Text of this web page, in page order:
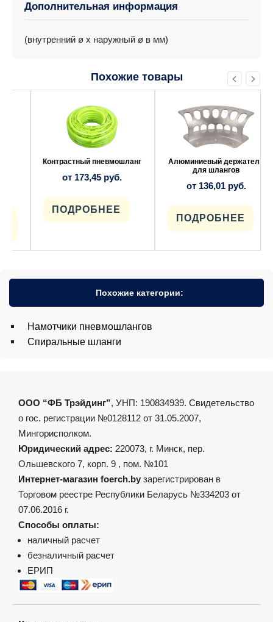
Дополнительная информация
(внутренний ø х наружный ø в мм)
Похожие товары
Контрастный пневмошланг
173,45руб.
ПОДРОБНЕЕ
выбрать
Алюминиевый держатель
для шлангов
136,01руб.
ПОДРОБНЕЕ
выбрать
Похожие категории:
Намотчики пневмошлангов
Спиральные шланги
ООО “ФБ Трэйдинг”, УНП: 190834939. Свидетельство
о гос. регистрации №0128112 от 31.05.2007,
Мингорисполком.
Юридический адрес: 220073, г. Минск, пер.
Ольшевского 7, корп. 9 , пом. №101
Интернет-магазин foerch.by зарегистрирован в
Торговом реестре Республики Беларусь №334203 от
07.06.2016 г.
Способы оплаты:
наличный расчет
безналичный расчет
ЕРИП